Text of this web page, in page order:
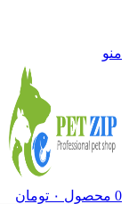
منو
0 محصول ۰ تومان